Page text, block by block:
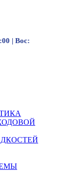
| Вос: